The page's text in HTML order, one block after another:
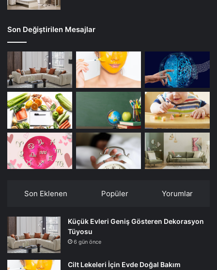
Son Değiştirilen Mesajlar
Son Eklenen Popüler Yorumlar
Küçük Evleri Geniş Gösteren Dekorasyon
Tüyosu
6 gün önce
Cilt Lekeleri İçin Evde Doğal Bakım